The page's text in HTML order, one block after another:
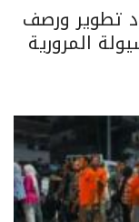
تطوير ورصف
المرورية